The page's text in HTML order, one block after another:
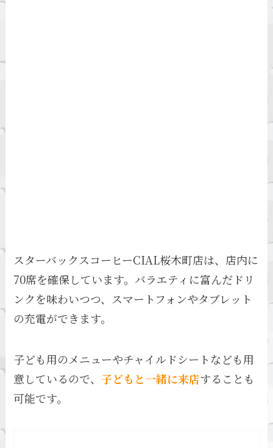
スターバックスコーヒーCIAL桜木町店は、店内に
70席を確保しています。バラエティに富んだドリ
ンクを味わいつつ、スマートフォンやタブレット
の充電ができます。
子ども用のメニューやチャイルドシートなども用
意しているので、子どもと一緒に来店することも
可能です。